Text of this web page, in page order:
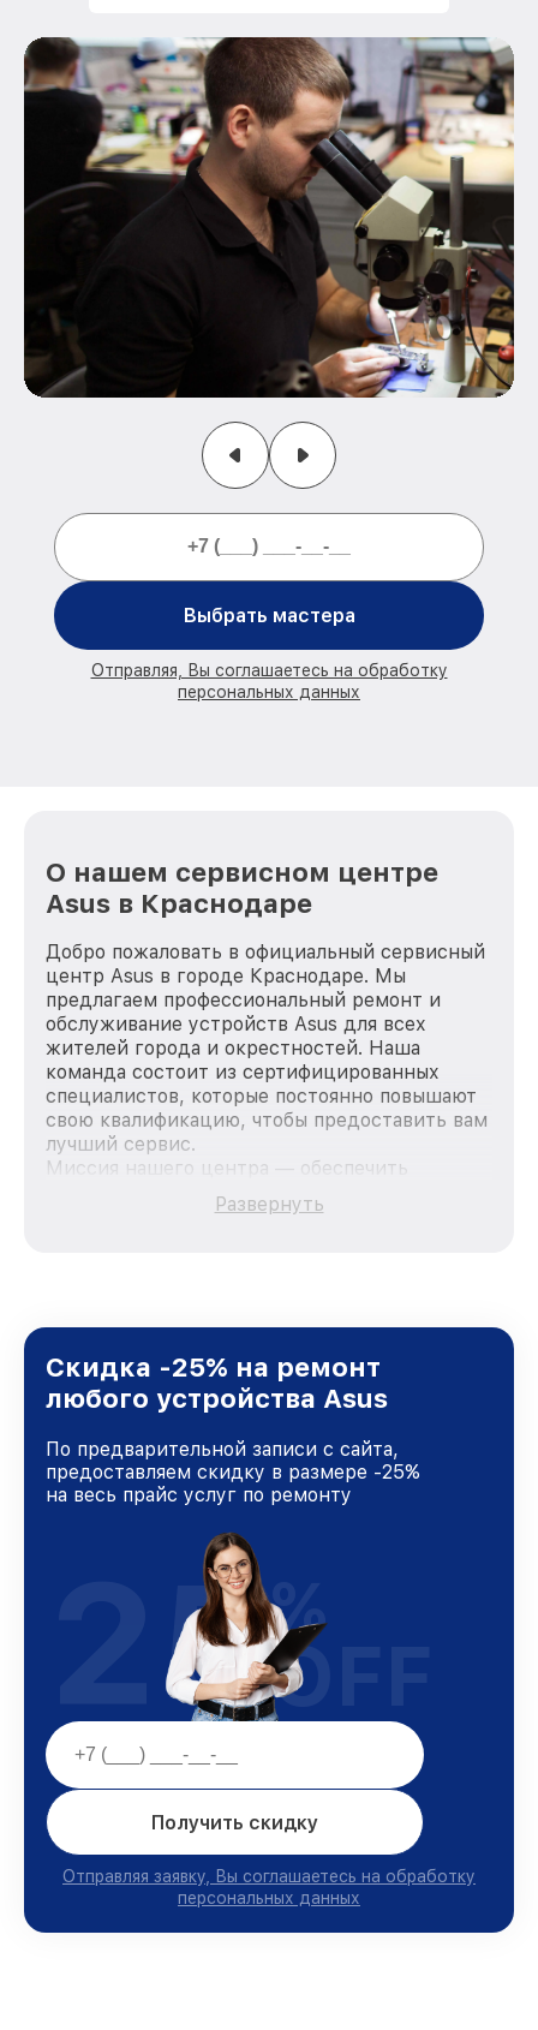
Выбрать мастера
Отправляя, Вы соглашаетесь на обработку
персональных данных
О нашем сервисном центре
Asus в Краснодаре
Добро пожаловать в официальный сервисный
центр Asus в городе Краснодаре. Мы
предлагаем профессиональный ремонт и
обслуживание устройств Asus для всех
жителей города и окрестностей. Наша
команда состоит из сертифицированных
специалистов, которые постоянно повышают
свою квалификацию, чтобы предоставить вам
лучший сервис.
Миссия нашего центра — обеспечить
качественный и доступный ремонт для
каждого пользователя продукции Asus, вне
Краснодаре, постоянно повышая уровень
доверия и лояльности наших клиентов.
Развернуть
Скидка -25% на ремонт
любого устройства Asus
По предварительной записи с сайта,
предоставляем скидку в размере -25%
на весь прайс услуг по ремонту
Получить скидку
Отправляя заявку, Вы соглашаетесь на обработку
персональных данных
25%
OFF